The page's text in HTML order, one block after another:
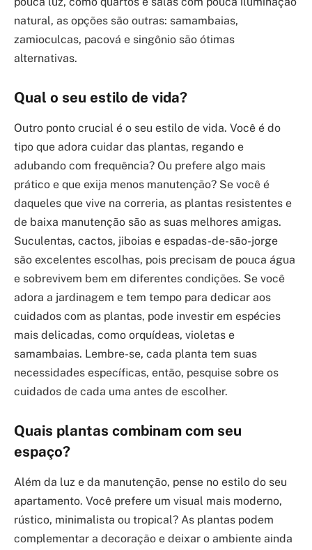
natural, as opções são outras: samambaias,
zamioculcas, pacová e singônio são ótimas
alternativas.
Qual o seu estilo de vida?
Outro ponto crucial é o seu estilo de vida. Você é do
tipo que adora cuidar das plantas, regando e
adubando com frequência? Ou prefere algo mais
prático e que exija menos manutenção? Se você é
daqueles que vive na correria, as plantas resistentes e
de baixa manutenção são as suas melhores amigas.
Suculentas, cactos, jiboias e espadas-de-são-jorge
são excelentes escolhas, pois precisam de pouca água
e sobrevivem bem em diferentes condições. Se você
adora a jardinagem e tem tempo para dedicar aos
cuidados com as plantas, pode investir em espécies
mais delicadas, como orquídeas, violetas e
samambaias. Lembre-se, cada planta tem suas
necessidades específicas, então, pesquise sobre os
cuidados de cada uma antes de escolher.
Quais plantas combinam com seu
espaço?
Além da luz e da manutenção, pense no estilo do seu
apartamento. Você prefere um visual mais moderno,
rústico, minimalista ou tropical? As plantas podem
complementar a decoração e deixar o ambiente ainda